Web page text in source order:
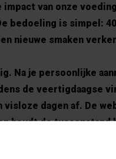
impact van onze
bedoeling is simpel:
nieuwe smaken
Na je persoonlijke
de veertigdaagse
visloze dagen af. De
houdt de tussenstand